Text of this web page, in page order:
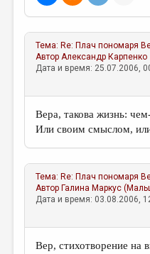
ВКОНТАКТЕ
Тема: Re: Плач пономаря
АвторАлександр Карпенко
Дата и время: 25.07.2006,
Вера, такова жизнь:
Или своим смыслом,
Тема: Re: Плач пономаря
Автор Галина Маркус
Дата и время: 03.08.2006,
Вер, стихотворение на